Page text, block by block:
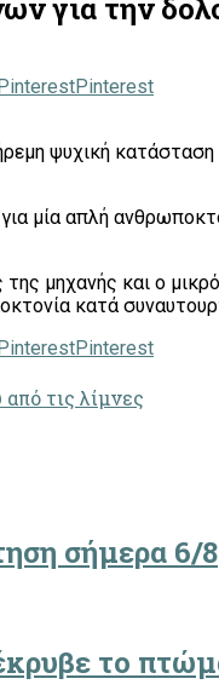
για την
Pinterest
ψυχική κατάσταση
μία απλή
μηχανής και ο
κατά
Pinterest
τις λίμνες
σήμερα 6/8
το